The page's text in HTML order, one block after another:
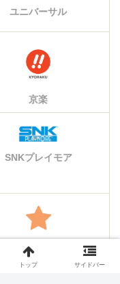
ユニバーサル
京楽
SNKプレイモア
その他のメーカー
トップ サイドバー